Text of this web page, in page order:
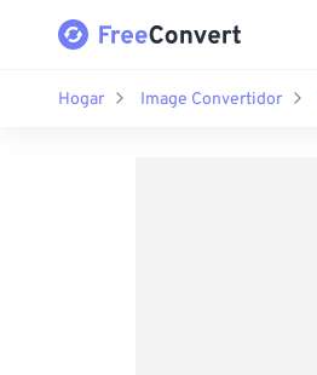
Hogar Image Convertidor